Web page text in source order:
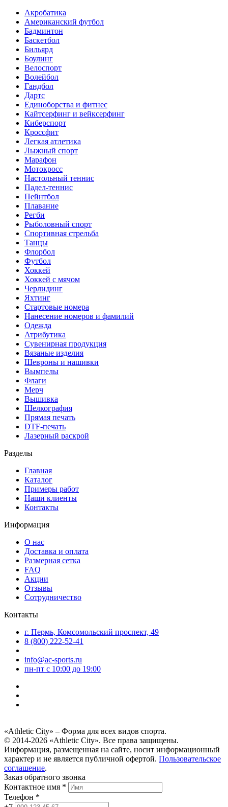
Акробатика
Американский футбол
Бадминтон
Баскетбол
Бильярд
Боулинг
Велоспорт
Волейбол
Гандбол
Дартс
Единоборства и фитнес
Кайтсерфинг и вейксерфинг
Киберспорт
Кроссфит
Легкая атлетика
Лыжный спорт
Марафон
Мотокросс
Настольный теннис
Падел-теннис
Пейнтбол
Плавание
Регби
Рыболовный спорт
Спортивная стрельба
Танцы
Флорбол
Футбол
Хоккей
Хоккей с мячом
Черлидинг
Яхтинг
Стартовые номера
Нанесение номеров и фамилий
Одежда
Атрибутика
Сувенирная продукция
Вязаные изделия
Шевроны и нашивки
Вымпелы
Флаги
Мерч
Вышивка
Шелкография
Прямая печать
DTF-печать
Лазерный раскрой
Разделы
Главная
Каталог
Примеры работ
Наши клиенты
Контакты
Информация
О нас
Доставка и оплата
Размерная сетка
FAQ
Акции
Отзывы
Сотрудничество
Контакты
г. Пермь, Комсомольский проспект, 49
8 (800) 222-52-41
info@ac-sports.ru
пн-пт c 10:00 до 19:00
«Athletic City» – Форма для всех видов спорта.
© 2014-2026 «Athletic City». Все права защищены.
Информация, размещенная на сайте, носит информационный
характер и не является публичной офертой. Пользовательское
соглашение.
Заказ обратного звонка
Контактное имя *
Телефон *